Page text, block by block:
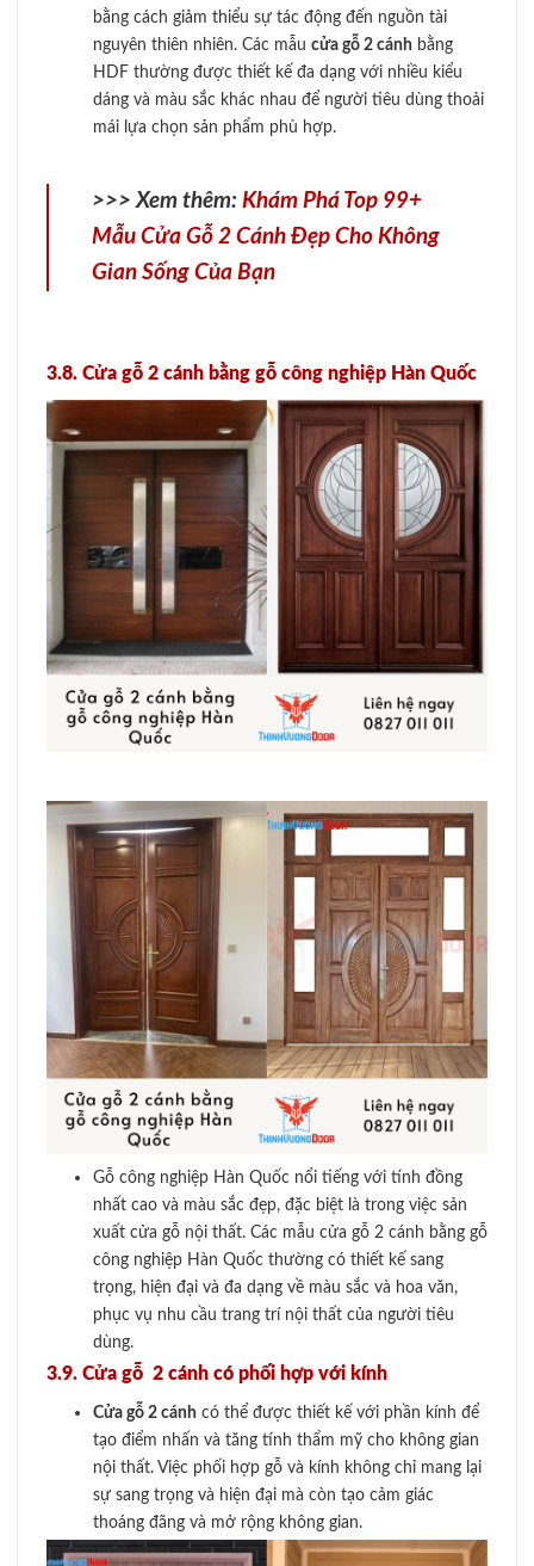
bằng cách giảm thiểu sự tác động đến nguồn tài
nguyên thiên nhiên. Các mẫu cửa gỗ 2 cánh bằng
HDF thường được thiết kế đa dạng với nhiều kiểu
dáng và màu sắc khác nhau để người tiêu dùng thoải
mái lựa chọn sản phẩm phù hợp.
>>> Xem thêm: Khám Phá Top 99+
Mẫu Cửa Gỗ 2 Cánh Đẹp Cho Không
Gian Sống Của Bạn
3.8. Cửa gỗ 2 cánh bằng gỗ công nghiệp Hàn Quốc
Gỗ công nghiệp Hàn Quốc nổi tiếng với tính đồng
nhất cao và màu sắc đẹp, đặc biệt là trong việc sản
xuất cửa gỗ nội thất. Các mẫu cửa gỗ 2 cánh bằng gỗ
công nghiệp Hàn Quốc thường có thiết kế sang
trọng, hiện đại và đa dạng về màu sắc và hoa văn,
phục vụ nhu cầu trang trí nội thất của người tiêu
dùng.
3.9. Cửa gỗ 2 cánh có phối hợp với kính
Cửa gỗ 2 cánh có thể được thiết kế với phần kính để
tạo điểm nhấn và tăng tính thẩm mỹ cho không gian
nội thất. Việc phối hợp gỗ và kính không chỉ mang lại
sự sang trọng và hiện đại mà còn tạo cảm giác
thoáng đãng và mở rộng không gian.